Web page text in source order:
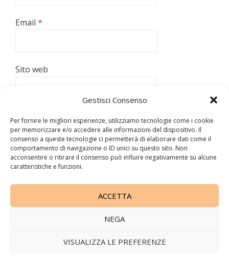
Gestisci Consenso
Per fornire le migliori esperienze, utilizziamo tecnologie come i cookie
per memorizzare e/o accedere alle informazioni del dispositivo. Il
consenso a queste tecnologie ci permetterà di elaborare dati come il
comportamento di navigazione o ID unici su questo sito. Non
acconsentire o ritirare il consenso può influire negativamente su alcune
caratteristiche e funzioni.
ACCETTA
NEGA
VISUALIZZA LE PREFERENZE
Email *
Sito web
Questo sito utilizza Akismet per ridurre lo spam.Scopri
La cacciatrice di storie
2026 All Rights Reserved © - P.IVA
Disclaimer